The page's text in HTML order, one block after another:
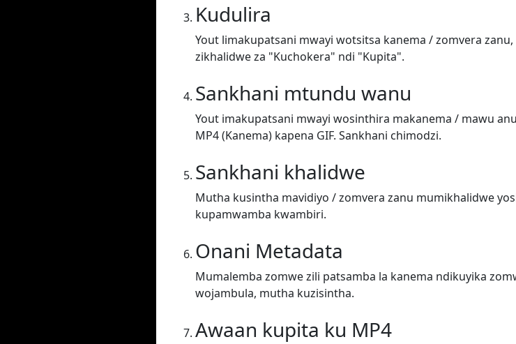
Kudulira
Yout limakupatsani mwayi wotsitsa kanema / zomvera
zikhalidwe za "Kuchokera" ndi "Kupita".
Sankhani mtundu wanu
Yout imakupatsani mwayi wosinthira makanema / mawu
MP4 (Kanema) kapena GIF. Sankhani chimodzi.
Sankhani khalidwe
Mutha kusintha mavidiyo / zomvera zanu mumikhalidwe
kupamwamba kwambiri.
Onani Metadata
Mumalemba zomwe zili patsamba la kanema ndikuyika
wojambula, mutha kuzisintha.
Awaan kupita ku MP4